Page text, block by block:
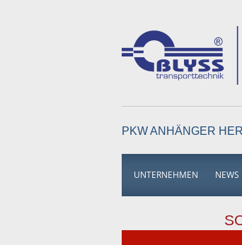
PKW ANHÄNGER
UNTERNEHMEN NEWS